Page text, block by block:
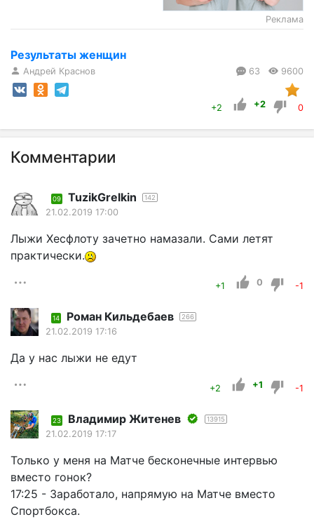
Реклама
Результаты женщин
Андрей Краснов 63 9600
+2 +2 0
Комментарии
09 TuzikGrelkin 142
21.02.2019 17:00
Лыжи Хесфлоту зачетно намазали. Сами летят
практически.
+1 0 -1
14 Роман Кильдебаев 266
21.02.2019 17:16
Да у нас лыжи не едут
+2 +1 -1
23 Владимир Житенев 13915
21.02.2019 17:17
Только у меня на Матче бесконечные интервью
вместо гонок?
17:25 - Заработало, напрямую на Матче вместо
Спортбокса.